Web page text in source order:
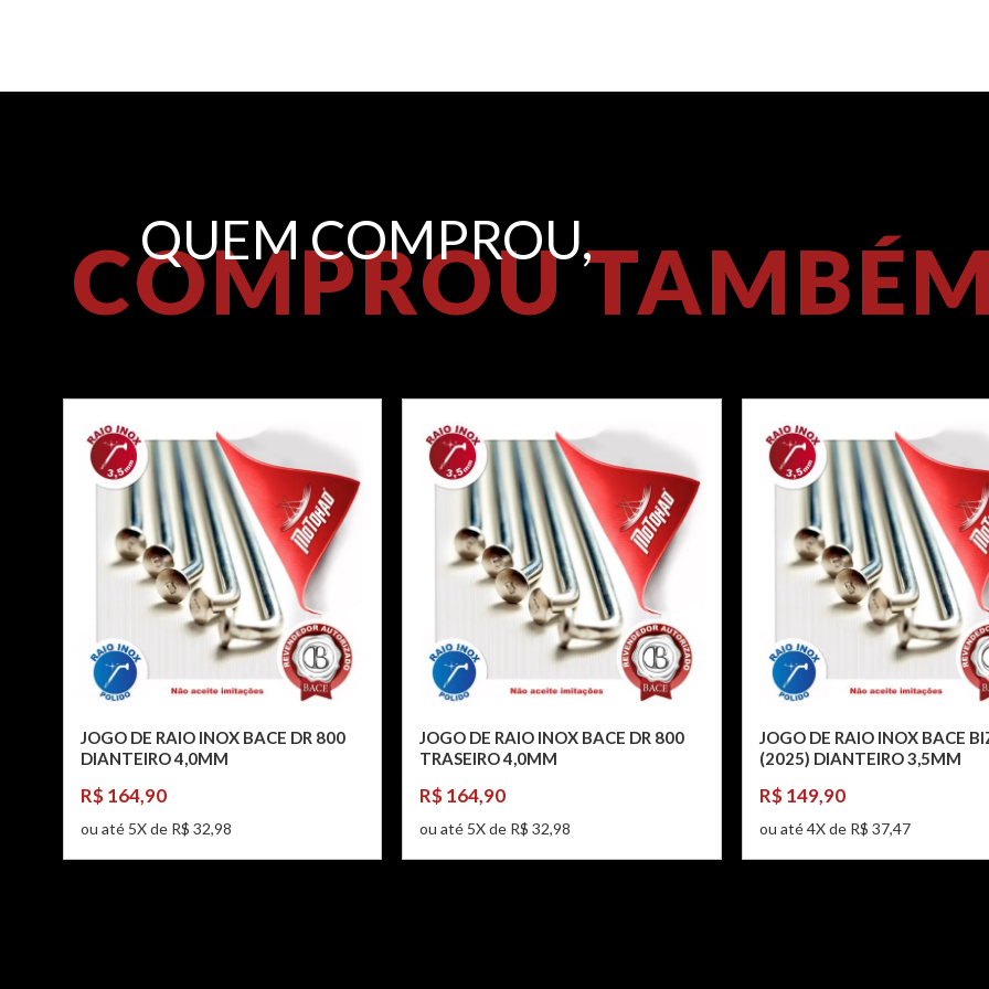
QUEM COMPROU,
COMPROU
JOGO DE RAIO INOX BACE DR 800
DIANTEIRO 4,0MM
R$ 164,90
ou até 5X de R$ 32,98
JOGO DE RAIO INOX BACE DR 800
TRASEIRO 4,0MM
R$ 164,90
ou até 5X de R$ 32,98
JOGO DE RAIO INOX BACE
(2025) DIANTEIRO 3,5MM
R$ 149,90
ou até 4X de R$ 37,47